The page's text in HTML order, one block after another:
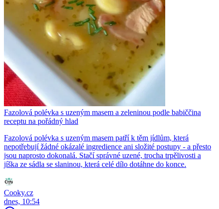
Fazolová polévka s uzeným masem a zeleninou podle babiččina
receptu na pořádný hlad
Fazolová polévka s uzeným masem patří k těm jídlům, která
nepotřebují žádné okázalé ingredience ani složité postupy - a přesto
jsou naprosto dokonalá. Stačí správné uzené, trocha trpělivosti a
jíška ze sádla se slaninou, která celé dílo dotáhne do konce.
Cooky.cz
dnes, 10:54